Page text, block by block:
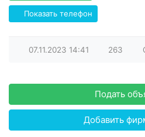
Показать телефон
07.11.2023 14:41 263
Подать
Добавить